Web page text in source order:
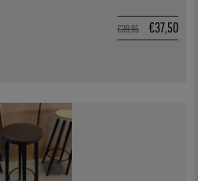
€39,95 €37,50